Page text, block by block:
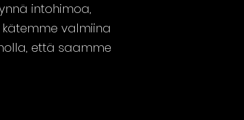
intohimoa,
valmiina
että saamme